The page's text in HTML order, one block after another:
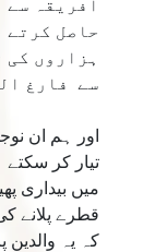
افریقہ سے
حاصل کرتے
ہزاروں
سے فارغ
اور ہم ان
تیار کر
میں بیداری
قطرے پلانے
کہ یہ والدین